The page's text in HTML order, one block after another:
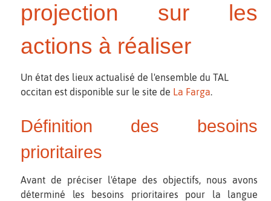
projection sur les
actions à réaliser
Un état des lieux actualisé de l'ensemble du TAL
occitan est disponible sur le site de La Farga.
Définition des besoins
prioritaires
Avant de préciser l'étape des objectifs, nous avons
déterminé les besoins prioritaires pour la langue